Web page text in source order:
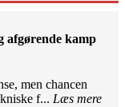
afgørende kamp
men chancen
f... Læs mere